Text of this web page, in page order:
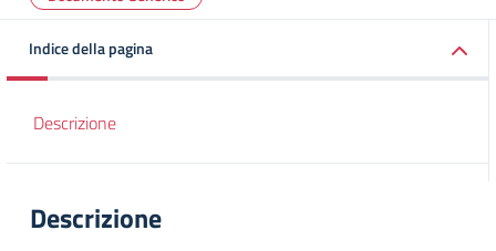
Indice della pagina
Descrizione
Descrizione